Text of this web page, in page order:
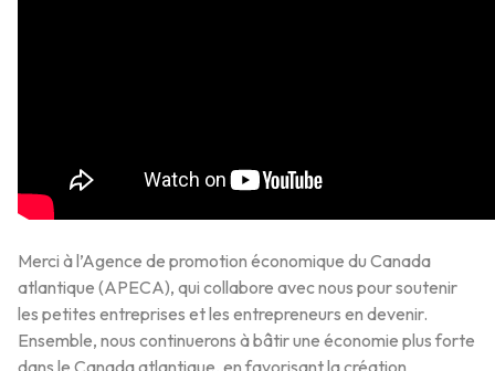
Merci à l’Agence de promotion économique du Canada
atlantique (APECA), qui collabore avec nous pour soutenir
les petites entreprises et les entrepreneurs en devenir.
Ensemble, nous continuerons à bâtir une économie plus forte
dans le Canada atlantique, en favorisant la création